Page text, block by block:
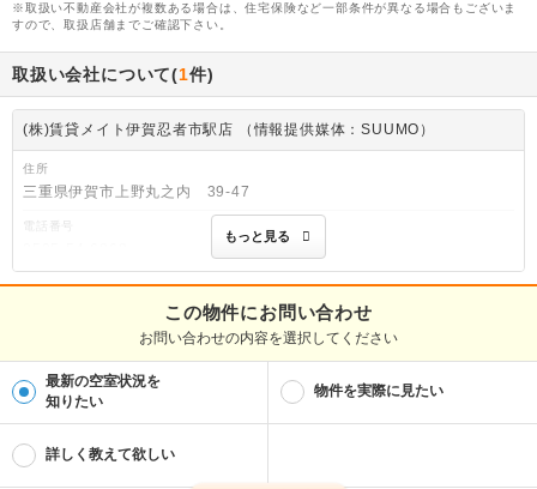
※取扱い不動産会社が複数ある場合は、住宅保険など一部条件が異なる場合もございま
すので、取扱店舗までご確認下さい。
取扱い会社について(1件)
(株)賃貸メイト伊賀忍者市駅店 （情報提供媒体：SUUMO）
住所
三重県伊賀市上野丸之内 39-47
電話番号
免許番号
三重県知事(6)第2522号
仲介
物件管理番号
100503320505
※お問い合わせの際には、担当者へ物件管理番号をお伝えください。
もっと見る
この物件にお問い合わせ
お問い合わせの内容を選択してください
最新の空室状況を
知りたい
物件を実際に見たい
詳しく教えて欲しい